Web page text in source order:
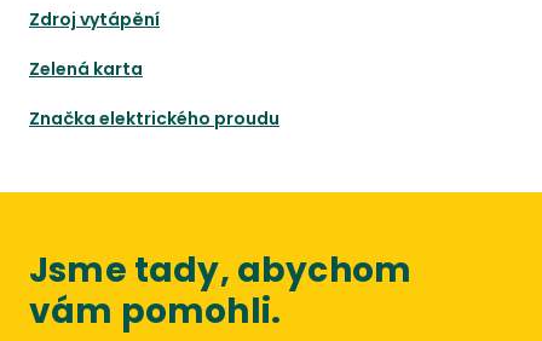
Zdroj vytápění
Zelená karta
Značka elektrického proudu
Jsme tady, abychom
vám pomohli.